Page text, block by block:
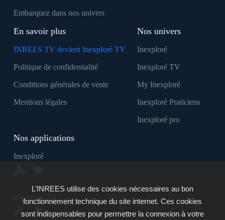
Embarquez dans nos univers
En savoir plus
INREES TV devient Inexploré TV
Politique de confidentialité
Conditions générales de vente
Mentions légales
Nos univers
Inexploré
Inexploré TV
My Inexploré
Inexploré Praticiens
Inexploré pro
Nos applications
Inexploré
Inexploré TV
L’INREES utilise des cookies nécessaires au bon
fonctionnement technique du site internet. Ces cookies
sont indispensables pour permettre la connexion à votre